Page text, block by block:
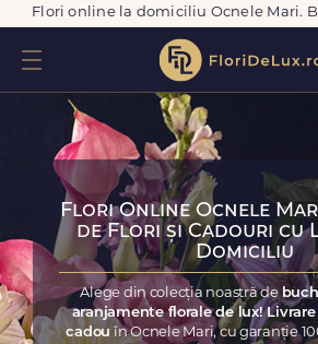
Flori online la domiciliu Ocnele Mari.
Flori Online Ocnele
de Flori și Cadouri cu
Domiciliu
Alege din colecția noastră de
aranjamente florale de lux!
cadou în Ocnele Mari, cu garanție